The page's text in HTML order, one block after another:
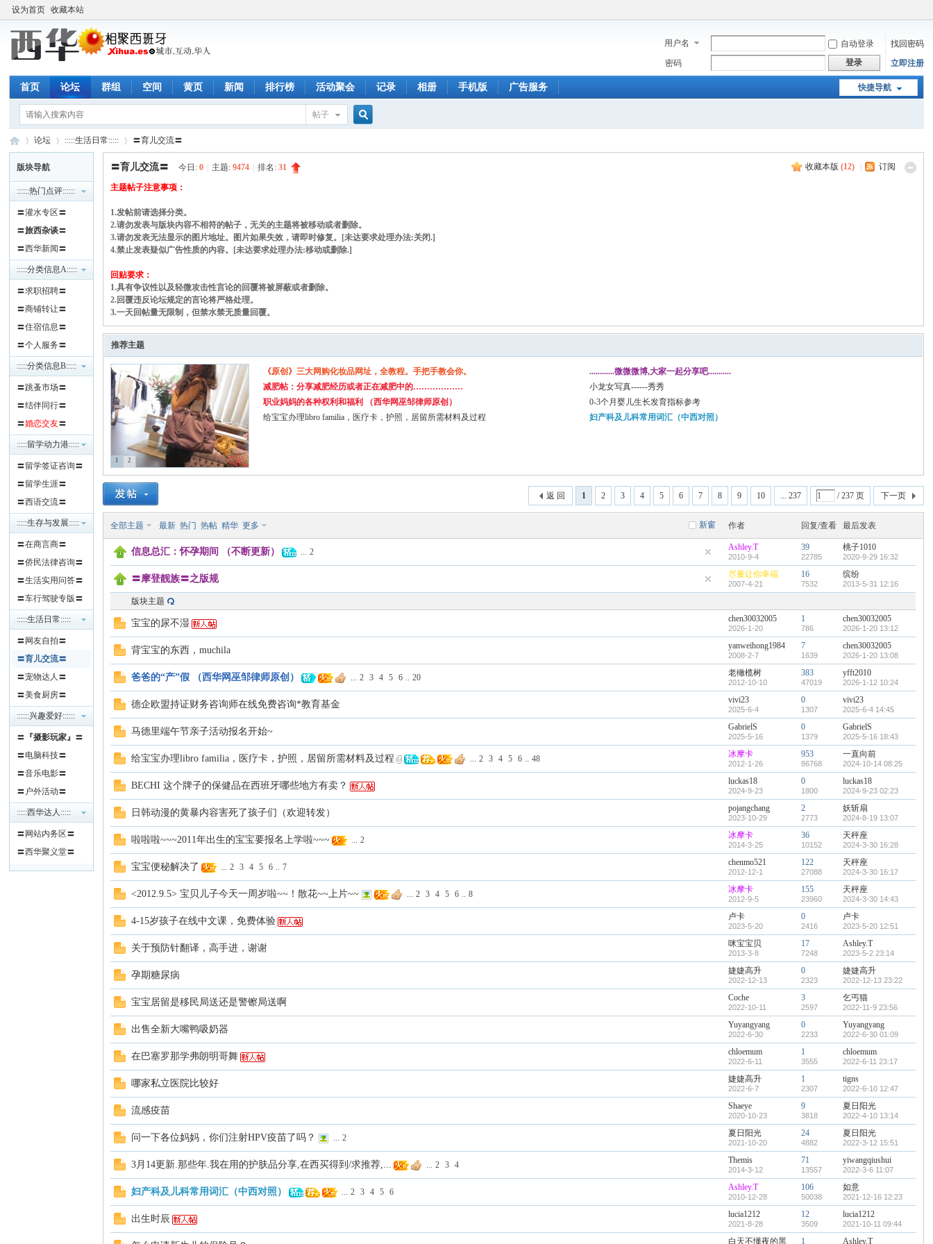
设为首页 收藏本站
用户名 自动登录
找回密码
密码
登录 立即注册
快捷导航
首页 论坛 群组 空间 黄页 新闻 排行榜 活动聚会 记录 相册 手机版 广告服务
帖子
西
华
人
»
论坛
›
:::::生活日常::::: 〓育儿交流〓
版块导航
::::::热门点评::::::
〓灌水专区〓
〓旅西杂谈〓
〓西华新闻〓
:::::分类信息A:::::
〓求职招聘〓
〓商铺转让〓
〓住宿信息〓
〓个人服务〓
:::::分类信息B:::::
〓跳蚤市场〓
〓结伴同行〓
〓婚恋交友〓
:::::留学动力港:::::
〓留学签证咨询〓
〓留学生涯〓
〓西语交流〓
:::::生存与发展:::::
〓在商言商〓
〓侨民法律咨询〓
〓生活实用问答〓
〓车行驾驶专版〓
:::::生活日常:::::
〓网友自拍〓
〓育儿交流〓
〓宠物达人〓
〓美食厨房〓
::::::兴趣爱好::::::
〓 『摄影玩家』 〓
〓电脑科技〓
〓音乐电影〓
〓户外活动〓
:::::西华达人:::::
〓网站内务区〓
〓西华聚义堂〓
收藏本版 (12) 订阅
〓育儿交流〓 今日:0 主题:9474 排名:31
主题帖子注意事项：
1.发帖前请选择分类。
2.请勿发表与版块内容不相符的帖子，无关的主题将被移动或者删除。
3.请勿发表无法显示的图片地址。图片如果失效，请即时修复。[未达要求处理办法:关闭.]
4.禁止发表疑似广告性质的内容。[未达要求处理办法:移动或删除.]
回贴要求：
1.具有争议性以及轻微攻击性言论的回覆将被屏蔽或者删除。
2.回覆违反论坛规定的言论将严格处理。
3.一天回帖量无限制，但禁水禁无质量回覆。
推荐主题
1 2
《原创》三大网购化妆品网址，全教程。手把手教会你。
............微微微博,大家一起分享吧...........
减肥帖：分享减肥经历或者正在减肥中的………………
小龙女写真------秀秀
职业妈妈的各种权利和福利 （西华网巫邹律师原创）
0-3个月婴儿生长发育指标参考
给宝宝办理libro familia，医疗卡，护照，居留所需材料及过程
妇产科及儿科常用词汇（中西对照）
1 2 3 4 5 6 7 8 9 10 ... 237 / 237 页 下一页
返 回
新窗
全部主题 最新 热门 热帖 精华 更多 作者 回复/查看 最后发表
信息总汇：怀孕期间 （不断更新） ... 2 Ashley.T
2010-9-4
39
22785
桃子1010
2020-9-29 16:32
〓摩登靓族〓之版规 尽量让你幸福
2007-4-21
16
7532
缤纷
2013-5-31 12:16
版块主题
宝宝的尿不湿 chen30032005
2026-1-20
1
786
chen30032005
2026-1-20 13:12
背宝宝的东西，muchila yanweihong1984
2008-2-7
7
1639
chen30032005
2026-1-20 13:08
爸爸的“产”假 （西华网巫邹律师原创） ... 2 3 4 5 6 .. 20 老橄榄树
2012-10-10
383
47019
yfft2010
2026-1-12 10:24
德企欧盟持证财务咨询师在线免费咨询*教育基金 vivi23
2025-6-4
0
1307
vivi23
2025-6-4 14:45
马德里端午节亲子活动报名开始~ GabrielS
2025-5-16
0
1379
GabrielS
2025-5-16 18:43
给宝宝办理libro familia，医疗卡，护照，居留所需材料及过程 ... 2 3 4 5 6 .. 48 冰摩卡
2012-1-26
953
86768
一直向前
2024-10-14 08:25
BECHI 这个牌子的保健品在西班牙哪些地方有卖？ luckas18
2024-9-23
0
1800
luckas18
2024-9-23 02:23
日韩动漫的黄暴内容害死了孩子们（欢迎转发） pojangchang
2023-10-29
2
2773
妖斩扇
2024-8-19 13:07
啦啦啦~~~2011年出生的宝宝要报名上学啦~~~ ... 2 冰摩卡
2014-3-25
36
10152
天秤座
2024-3-30 16:28
宝宝便秘解决了 ... 2 3 4 5 6 .. 7 chenmo521
2012-12-1
122
27088
天秤座
2024-3-30 16:17
<2012.9.5> 宝贝儿子今天一周岁啦~~！散花~~上片~~ ... 2 3 4 5 6 .. 8 冰摩卡
2012-9-5
155
23960
天秤座
2024-3-30 14:43
4-15岁孩子在线中文课，免费体验 卢卡
2023-5-20
0
2416
卢卡
2023-5-20 12:51
关于预防针翻译，高手进，谢谢 咪宝宝贝
2013-3-8
17
7248
Ashley.T
2023-5-2 23:14
孕期糖尿病 婕婕高升
2022-12-13
0
2323
婕婕高升
2022-12-13 23:22
宝宝居留是移民局送还是警镲局送啊 Coche
2022-10-11
3
2597
乞丐猫
2022-11-9 23:56
出售全新大嘴鸭吸奶器 Yuyangyang
2022-6-30
0
2233
Yuyangyang
2022-6-30 01:09
在巴塞罗那学弗朗明哥舞 chloemum
2022-6-11
1
3555
chloemum
2022-6-11 23:17
哪家私立医院比较好 婕婕高升
2022-6-7
1
2307
tigns
2022-6-10 12:47
流感疫苗 Shaeye
2020-10-23
9
3818
夏日阳光
2022-4-10 13:14
问一下各位妈妈，你们注射HPV疫苗了吗？ ... 2 夏日阳光
2021-10-20
24
4882
夏日阳光
2022-3-12 15:51
3月14更新.那些年.我在用的护肤品分享,在西买得到/求推荐,... ... 2 3 4 Themis
2014-3-12
71
13557
yiwangqiushui
2022-3-6 11:07
妇产科及儿科常用词汇（中西对照） ... 2 3 4 5 6 Ashley.T
2010-12-28
106
50038
如意
2021-12-16 12:23
出生时辰 lucia1212
2021-8-28
12
3509
lucia1212
2021-10-11 09:44
白天不懂夜的黑 1 Ashley.T